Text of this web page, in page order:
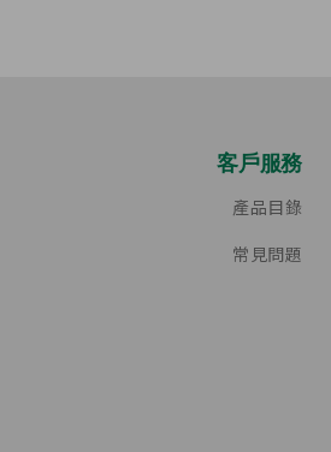
客戶服務
產品目錄
常見問題